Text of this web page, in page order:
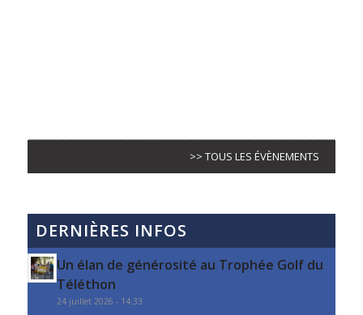
>> TOUS LES ÉVÈNEMENTS
DERNIÈRES INFOS
Un élan de générosité au Trophée Golf du
Téléthon
24 juillet 2026 - 14:33